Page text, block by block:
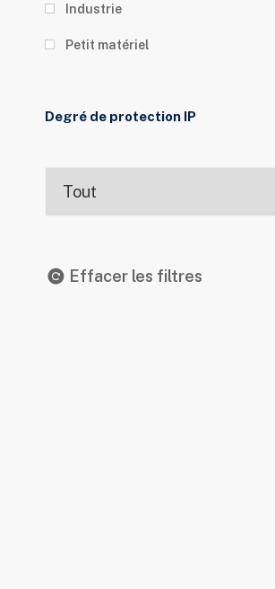
Industrie
Petit matériel
Degré de protection IP
Effacer les filtres